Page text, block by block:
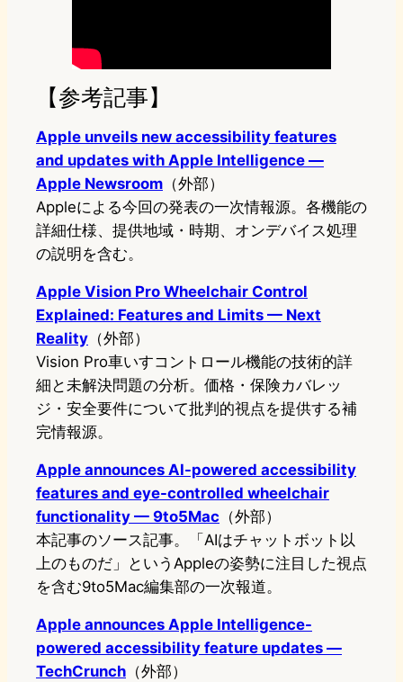
【参考記事】
Apple unveils new accessibility features
and updates with Apple Intelligence —
Apple Newsroom （外部）
Appleによる今回の発表の一次情報源。各機能の
詳細仕様、提供地域・時期、オンデバイス処理
の説明を含む。
Apple Vision Pro Wheelchair Control
Explained: Features and Limits — Next
Reality （外部）
Vision Pro車いすコントロール機能の技術的詳
細と未解決問題の分析。価格・保険カバレッ
ジ・安全要件について批判的視点を提供する補
完情報源。
Apple announces AI-powered accessibility
features and eye-controlled wheelchair
functionality — 9to5Mac （外部）
本記事のソース記事。「AIはチャットボット以
上のものだ」というAppleの姿勢に注目した視点
を含む9to5Mac編集部の一次報道。
Apple announces Apple Intelligence-
powered accessibility feature updates —
TechCrunch （外部）